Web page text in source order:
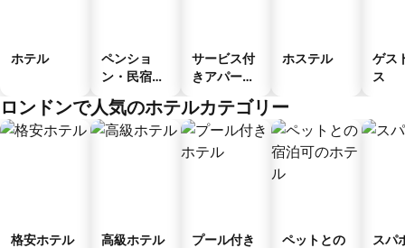
ホテル
ペンショ
ン・民宿・
ス
サービス付
きアパート
ホステル
ゲス
ス
ロンドンで人気のホテルカテゴリー
格安ホテル 高級ホテル
プール付き
ペットとの
スパ